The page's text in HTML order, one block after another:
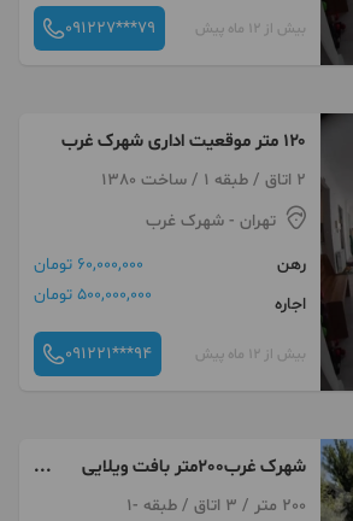
بیش از 12 ماه پیش 091227***79
۱۲۰ متر موقعیت اداری شهرک غرب
2 اتاق / طبقه 1 / ساخت 1380
تهران - شهرک غرب
رهن
60,000,000 تومان
اجاره
500,000,000 تومان
بیش از 12 ماه پیش 091221***94
شهرک غرب200متر بافت ویلایی
ایران زمین موقعیت اداری
200 متر / 3 اتاق / طبقه -1